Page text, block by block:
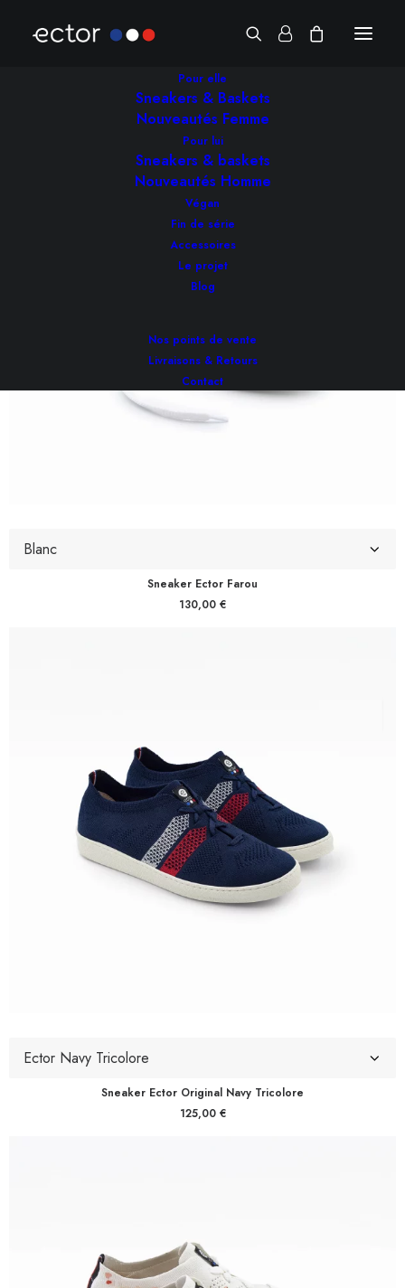
Pour elle
Sneakers & Baskets
Nouveautés Femme
Pour lui
Sneakers & baskets
Nouveautés Homme
Végan
Fin de série
Accessoires
Le projet
Blog
Nos points de vente
Livraisons & Retours
Contact
Sneakers Made in France
Sneaker Ector Farou
130,00 €
Sneaker Ector Original Navy Tricolore
125,00 €